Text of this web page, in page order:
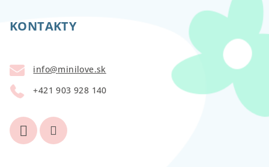
KONTAKTY
info@minilove.sk
+421 903 928 140